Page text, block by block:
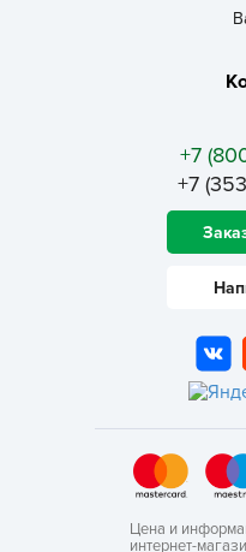
+7
+7
Цена и
интернет-